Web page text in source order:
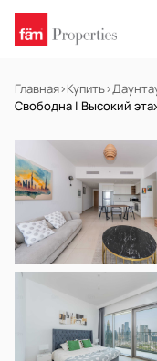
Главная›Купить›
Свободна | Высокий
Готов к